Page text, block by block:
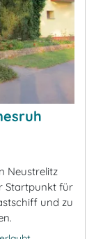
Neustrelitz
Startpunkt für
und zu